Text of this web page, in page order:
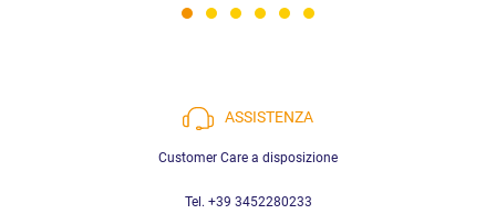
ASSISTENZA
Customer Care a disposizione
Tel. +39 3452280233